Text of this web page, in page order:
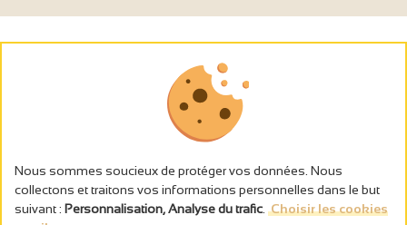
Nous sommes soucieux de protéger vos données. Nous
collectons et traitons vos informations personnelles dans le but
suivant : Personnalisation, Analyse du trafic Choisir les cookies